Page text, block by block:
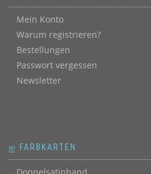
Mein Konto
Warum registrieren?
Bestellungen
Passwort vergessen
Newsletter
ஐ FARBKARTEN